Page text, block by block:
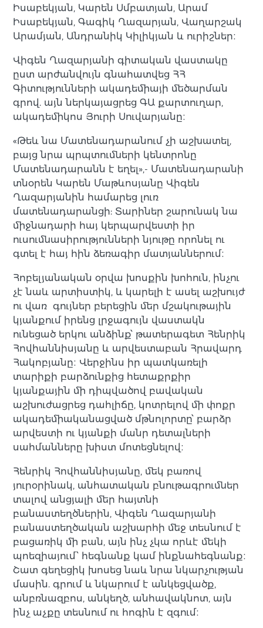
Իսաբեկյան, Կարեն Սմբատյան, Արամ
Իսաբեկյան, Գագիկ Ղազարյան, Վաղարշակ
Արամյան, Անդրանիկ Կիլիկյան և ուրիշներ։
Վիգեն Ղազարյանի գիտական վաստակը
ըստ արժանվույն գնահատվեց ՀՀ
Գիտությունների ակադեմիայի մեծարման
գրով. այն ներկայացրեց ԳԱ քարտուղար,
ակադեմիկոս Յուրի Սուվարյանը։
«Թեև նա Մատենադարանում չի աշխատել,
բայց նրա պրպտումների կենտրոնը
Մատենադարանն է եղել»,- Մատենադարանի
տնօրեն Կարեն Մաթևոսյանը Վիգեն
Ղազարյանին համարեց լուռ
մատենադարանցի: Տարիներ շարունակ նա
միջնադարի հայ կերպարվեստի իր
ուսումնասիրությունների նյութը որոնել ու
գտել է հայ հին ձեռագիր մատյաններում։
Հոբելյանական օրվա խոսքին խոհուն, ինչու
չէ նաև արտիստիկ, և կարելի է ասել աշխույժ
ու վառ գույներ բերեցին մեր մշակութային
կյանքում իրենց լրջագույն վաստակն
ունեցած երկու անձինք՝ թատերագետ Հենրիկ
Հովհաննիսյանը և արվեստաբան Հրավարդ
Հակոբյանը։ Վերջինս իր պատկառելի
տարիքի բարձունքից հետաքրքիր
կյանքային մի դիպվածով բավական
աշխուժացրեց դահլիճը, կոտրելով մի փոքր
ակադեմիականացված մթնոլորտը՝ բարձր
արվեստի ու կյանքի մանր դետալների
սահմանները խիստ մոտեցնելով։
Հենրիկ Հովհաննիսյանը, մեկ բառով
յուրօրինակ, անհատական բնութագրումներ
տալով անցյալի մեր հայտնի
բանաստեղծներին, Վիգեն Ղազարյանի
բանաստեղծական աշխարհի մեջ տեսնում է
բացառիկ մի բան, այն ինչ չկա որևէ մեկի
պոեզիայում՝ հեգնանք կամ ինքնահեգնանք։
Շատ գեղեցիկ խոսեց նաև նրա նկարչության
մասին. գրում և նկարում է անկեցվածք,
անբռնազբոս, անկեղծ, անհավակնոտ, այն
ինչ աչքը տեսնում ու հոգին է զգում։